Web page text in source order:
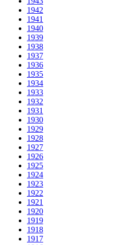
1942
1941
1940
1939
1938
1937
1936
1935
1934
1933
1932
1931
1930
1929
1928
1927
1926
1925
1924
1923
1922
1921
1920
1919
1918
1917